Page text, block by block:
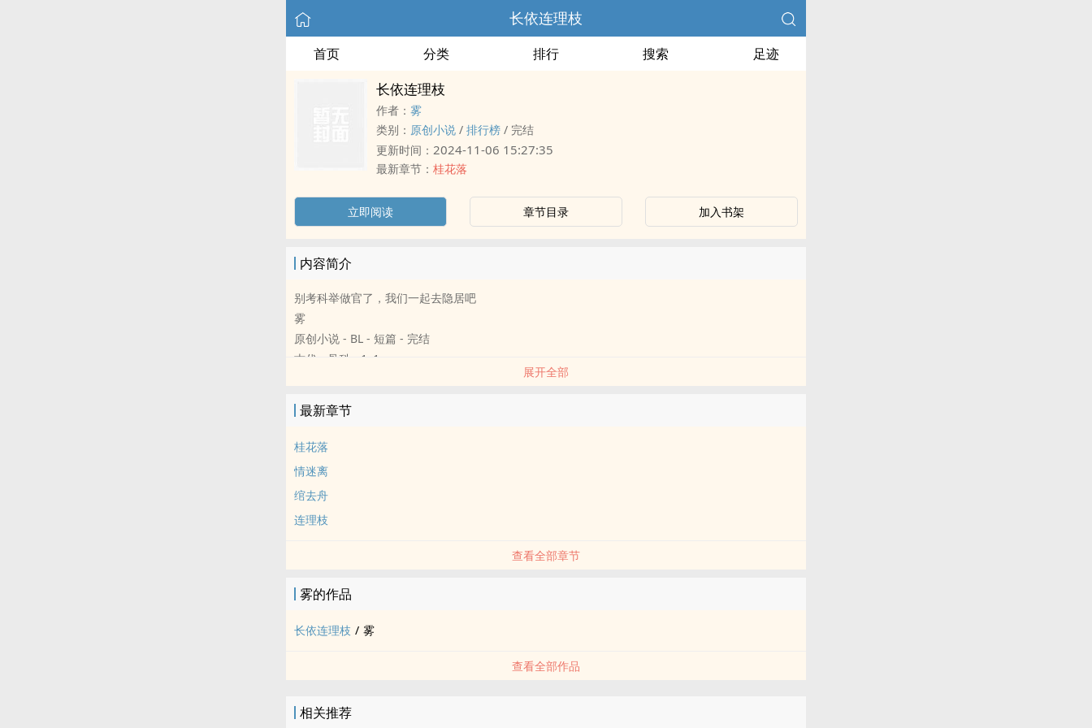
长依连理枝
首页 分类 排行 搜索 足迹
长依连理枝
作者： 雾
类别： 原创小说 / 排行榜 / 完结
更新时间： 2024-11-06 15:27:35
最新章节： 桂花落
立即阅读 章节目录 加入书架
内容简介
别考科举做官了，我们一起去隐居吧
雾
原创小说 - BL - 短篇 - 完结
古代 - 骨科 - 1v1
展开全部
最新章节
桂花落
情迷离
绾去舟
连理枝
查看全部章节
雾的作品
长依连理枝 / 雾
查看全部作品
相关推荐